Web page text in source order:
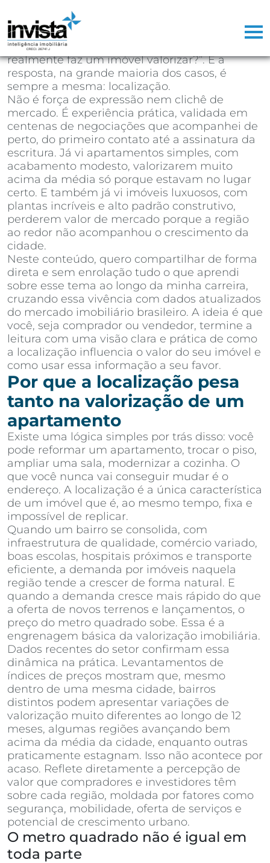
corretor de imóveis, já perdi a conta de
quantas vezes ouvi a mesma pergunta na
primeira reunião com um cliente: “o que
realmente faz um imóvel valorizar?”. E a
resposta, na grande maioria dos casos, é
sempre a mesma: localização.
Não é força de expressão nem clichê de
mercado. É experiência prática, validada em
centenas de negociações que acompanhei de
perto, do primeiro contato até a assinatura da
escritura. Já vi apartamentos simples, com
acabamento modesto, valorizarem muito
acima da média só porque estavam no lugar
certo. E também já vi imóveis luxuosos, com
plantas incríveis e alto padrão construtivo,
perderem valor de mercado porque a região
ao redor não acompanhou o crescimento da
cidade.
Neste conteúdo, quero compartilhar de forma
direta e sem enrolação tudo o que aprendi
sobre esse tema ao longo da minha carreira,
cruzando essa vivência com dados atualizados
do mercado imobiliário brasileiro. A ideia é que
você, seja comprador ou vendedor, termine a
leitura com uma visão clara e prática de como
a localização influencia o valor do seu imóvel e
como usar essa informação a seu favor.
Por que a localização pesa
tanto na valorização de um
apartamento
Existe uma lógica simples por trás disso: você
pode reformar um apartamento, trocar o piso,
ampliar uma sala, modernizar a cozinha. O
que você nunca vai conseguir mudar é o
endereço. A localização é a única característica
de um imóvel que é, ao mesmo tempo, fixa e
impossível de replicar.
Quando um bairro se consolida, com
infraestrutura de qualidade, comércio variado,
boas escolas, hospitais próximos e transporte
eficiente, a demanda por imóveis naquela
região tende a crescer de forma natural. E
quando a demanda cresce mais rápido do que
a oferta de novos terrenos e lançamentos, o
preço do metro quadrado sobe. Essa é a
engrenagem básica da valorização imobiliária.
Dados recentes do setor confirmam essa
dinâmica na prática. Levantamentos de
índices de preços mostram que, mesmo
dentro de uma mesma cidade, bairros
distintos podem apresentar variações de
valorização muito diferentes ao longo de 12
meses, algumas regiões avançando bem
acima da média da cidade, enquanto outras
praticamente estagnam. Isso não acontece por
acaso. Reflete diretamente a percepção de
valor que compradores e investidores têm
sobre cada região, moldada por fatores como
segurança, mobilidade, oferta de serviços e
potencial de crescimento urbano.
O metro quadrado não é igual em
toda parte